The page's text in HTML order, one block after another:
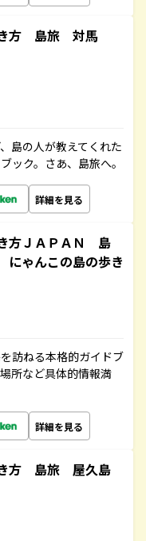
方 島旅 対馬
島の人が教えてくれた
ック。さあ、島旅へ。
詳細を見る
方ＪＡＰＡＮ 島
ゃんこの島の歩き
訪ねる本格的ガイドブ
所など具体的情報満
詳細を見る
方 島旅 屋久島